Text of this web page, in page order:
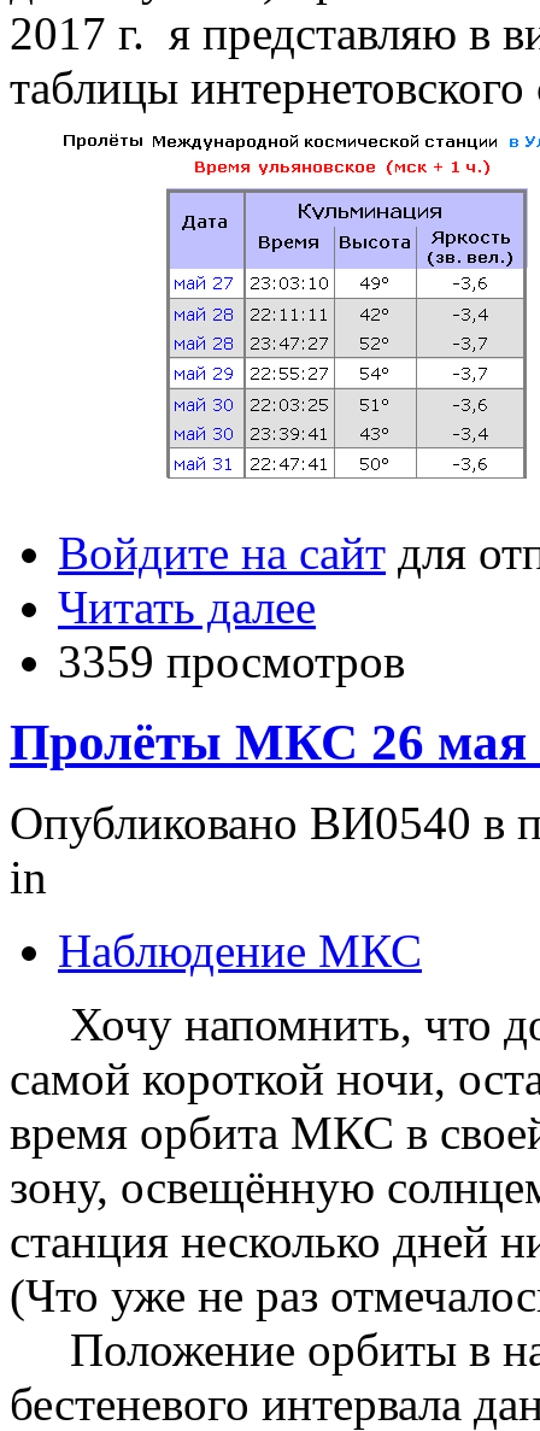
2017 г. я представляю в
таблицы
Войдите на сайт для
Читать далее
3359 просмотров
Пролёты МКС 26 мая
Опубликовано ВИ0540 в
in
Наблюдение МКС
Хочу напомнить, что до
самой короткой ночи,
время орбита МКС в
зону, освещённую
станция несколько дней
(Что уже не раз
Положение орбиты в
бестеневого интервала